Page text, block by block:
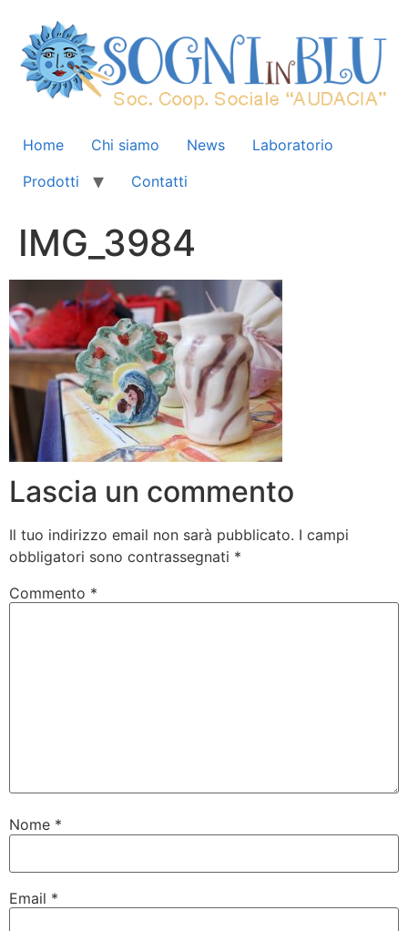
Home Chi siamo News
Laboratorio
Prodotti
Contatti
IMG_3984
Lascia un commento
Il tuo indirizzo email non sarà pubblicato. I campi
obbligatori sono contrassegnati *
Commento *
Nome *
Email *